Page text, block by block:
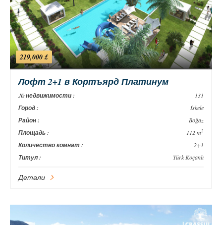
219,000 £
Лофт 2+1 в Кортъярд Платинум
№ недвижимости : 131
Город : İskele
Район : Boğaz
Площадь : 112 m2
Количество комнат : 2+1
Титул : Türk Koçanlı
Детали